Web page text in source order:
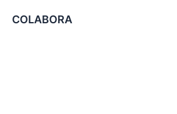
COLABORA